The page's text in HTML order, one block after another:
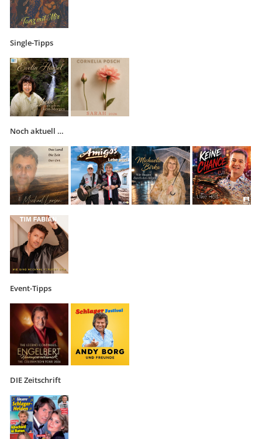
Single-Tipps
Noch aktuell …
Event-Tipps
DIE Zeitschrift